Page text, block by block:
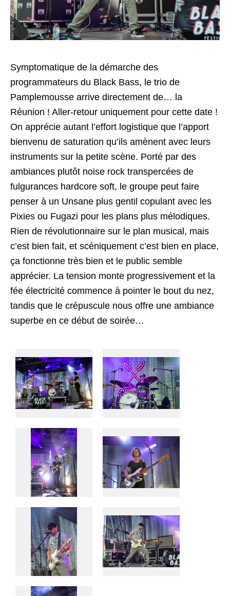
Symptomatique de la démarche des
programmateurs du Black Bass, le trio de
Pamplemousse arrive directement de… la
Réunion ! Aller-retour uniquement pour cette date !
On apprécie autant l’effort logistique que l’apport
bienvenu de saturation qu’ils amènent avec leurs
instruments sur la petite scène. Porté par des
ambiances plutôt noise rock transpercées de
fulgurances hardcore soft, le groupe peut faire
penser à un Unsane plus gentil copulant avec les
Pixies ou Fugazi pour les plans plus mélodiques.
Rien de révolutionnaire sur le plan musical, mais
c’est bien fait, et scéniquement c’est bien en place,
ça fonctionne très bien et le public semble
apprécier. La tension monte progressivement et la
fée électricité commence à pointer le bout du nez,
tandis que le crépuscule nous offre une ambiance
superbe en ce début de soirée…